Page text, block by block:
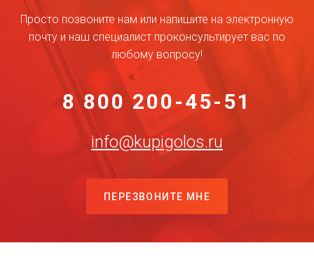
Просто позвоните нам или напишите на электронную
почту и наш специалист проконсультирует вас по
любому вопросу!
8 800 200-45-51
info@kupigolos.ru
ПЕРЕЗВОНИТЕ МНЕ